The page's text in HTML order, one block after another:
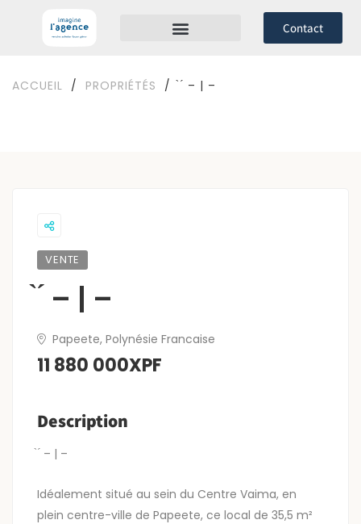
Contact
ACCUEIL / PROPRIÉTÉS / ̀ ́ – | –
VENTE
̀ ́ – | –
Papeete, Polynésie Francaise
11 880 000XPF
Description
̀ ́ – | –
Idéalement situé au sein du Centre Vaima, en
plein centre-ville de Papeete, ce local de 35,5 m²